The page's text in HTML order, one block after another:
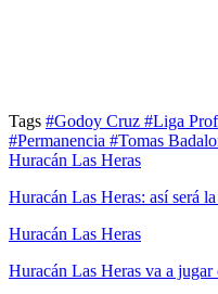
Tags #Godoy Cruz #Liga
#Permanencia #Tomas
Huracán Las Heras
Huracán Las Heras: así será
Huracán Las Heras
Huracán Las Heras va a